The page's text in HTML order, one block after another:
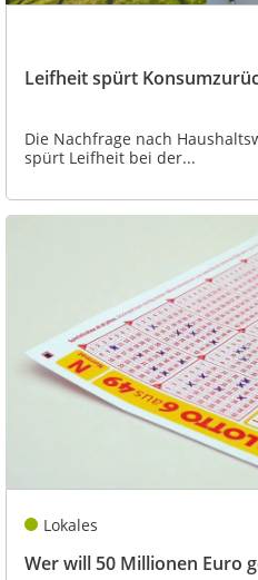
Leifheit spürt
Die Nachfrage nach
spürt Leifheit bei der...
Lokales
Wer will 50 Millionen Euro